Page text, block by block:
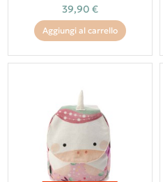
39,90 €
Aggiungi al carrello